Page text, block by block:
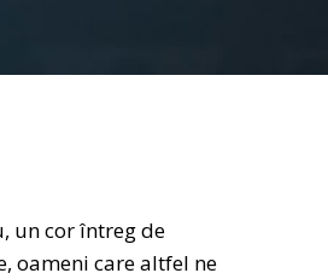
un cor întreg de
oameni care altfel ne